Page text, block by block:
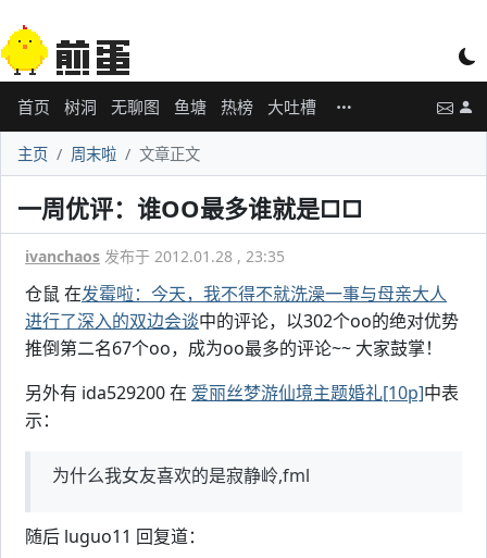
首页 树洞 无聊图 鱼塘 热榜 大吐槽
主页 周末啦 文章正文
一周优评：谁OO最多谁就是□□
ivanchaos 发布于 2012.01.28 , 23:35
仓鼠 在发霉啦：今天，我不得不就洗澡一事与母亲大人
进行了深入的双边会谈中的评论，以302个oo的绝对优势
推倒第二名67个oo，成为oo最多的评论~~ 大家鼓掌！
另外有 ida529200 在 爱丽丝梦游仙境主题婚礼[10p]中表
示：
为什么我女友喜欢的是寂静岭,fml
随后 luguo11 回复道：